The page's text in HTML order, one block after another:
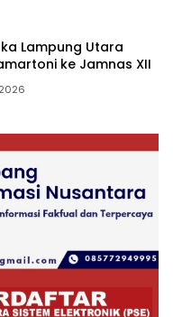
Lampung Utara
ke Jamnas XII